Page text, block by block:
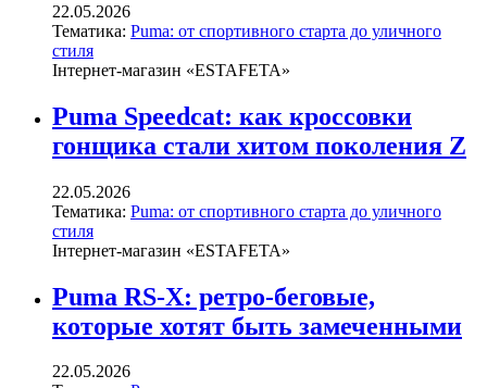
22.05.2026
Тематика: Puma: от спортивного старта до уличного
стиля
Інтернет-магазин «ESTAFETA»
Puma Speedcat: как кроссовки
гонщика стали хитом поколения Z
22.05.2026
Тематика: Puma: от спортивного старта до уличного
стиля
Інтернет-магазин «ESTAFETA»
Puma RS-X: ретро-беговые,
которые хотят быть замеченными
22.05.2026